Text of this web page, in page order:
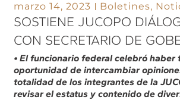
marzo 14, 2023 Boletines,
SOSTIENE JUCOPO
CON SECRETARIO DE
• El funcionario federal celebró haber
oportunidad de intercambiar
totalidad de los integrantes de la
revisar el estatus y contenido de